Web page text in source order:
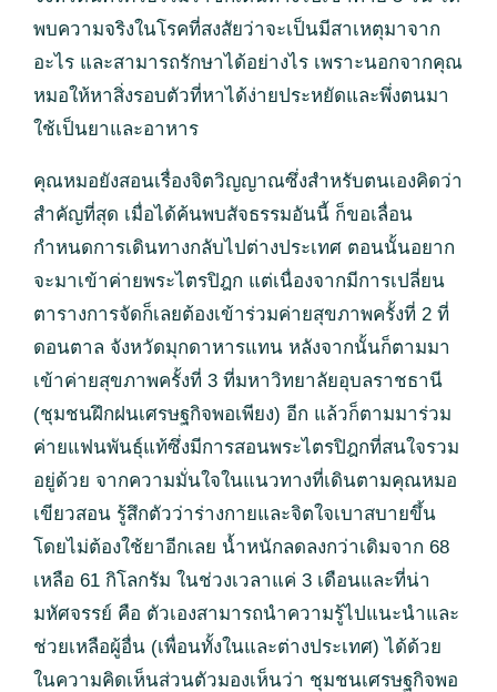
พบความจริงในโรคที่สงสัยว่าจะเป็นมีสาเหตุมาจาก
อะไร และสามารถรักษาได้อย่างไร เพราะนอกจากคุณ
หมอให้หาสิ่งรอบตัวที่หาได้ง่ายประหยัดและพึ่งตนมา
ใช้เป็นยาและอาหาร
คุณหมอยังสอนเรื่องจิตวิญญาณซึ่งสำหรับตนเองคิดว่า
สำคัญที่สุด เมื่อได้ค้นพบสัจธรรมอันนี้ ก็ขอเลื่อน
กำหนดการเดินทางกลับไปต่างประเทศ ตอนนั้นอยาก
จะมาเข้าค่ายพระไตรปิฎก แต่เนื่องจากมีการเปลี่ยน
ตารางการจัดก็เลยต้องเข้าร่วมค่ายสุขภาพครั้งที่ 2 ที่
ดอนตาล จังหวัดมุกดาหารแทน หลังจากนั้นก็ตามมา
เข้าค่ายสุขภาพครั้งที่ 3 ที่มหาวิทยาลัยอุบลราชธานี
(ชุมชนฝึกฝนเศรษฐกิจพอเพียง) อีก แล้วก็ตามมาร่วม
ค่ายแฟนพันธุ์แท้ซึ่งมีการสอนพระไตรปิฎกที่สนใจรวม
อยู่ด้วย จากความมั่นใจในแนวทางที่เดินตามคุณหมอ
เขียวสอน รู้สึกตัวว่าร่างกายและจิตใจเบาสบายขึ้น
โดยไม่ต้องใช้ยาอีกเลย น้ำหนักลดลงกว่าเดิมจาก 68
เหลือ 61 กิโลกรัม ในช่วงเวลาแค่ 3 เดือนและที่น่า
มหัศจรรย์ คือ ตัวเองสามารถนำความรู้ไปแนะนำและ
ช่วยเหลือผู้อื่น (เพื่อนทั้งในและต่างประเทศ) ได้ด้วย
ในความคิดเห็นส่วนตัวมองเห็นว่า ชุมชนเศรษฐกิจพอ